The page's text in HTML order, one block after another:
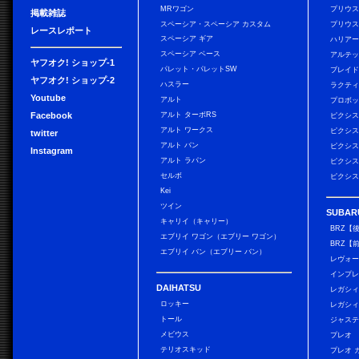
掲載雑誌
レースレポート
ヤフオク! ショップ-1
ヤフオク! ショップ-2
Youtube
Facebook
twitter
Instagram
MRワゴン
スペーシア・スペーシア カスタム
スペーシア ギア
スペーシア ベース
パレット・パレットSW
ハスラー
アルト
アルト ターボRS
アルト ワークス
アルト バン
アルト ラパン
セルボ
Kei
ツイン
キャリイ（キャリー）
エブリイ ワゴン（エブリー ワゴン）
エブリイ バン（エブリー バン）
DAIHATSU
ロッキー
トール
メビウス
テリオスキッド
プリウス
プリウ
ハリアー
アルテ
ブレイド
ラクテ
プロボ
ピクシ
ピクシ
ピクシ
ピクシ
ピクシ
BRZ【
BRZ【
レヴォ
インプ
レガシ
レガシ
ジャス
プレオ
プレオ